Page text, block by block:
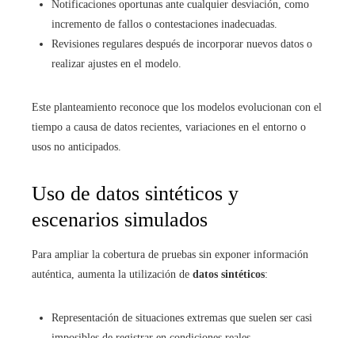
Notificaciones oportunas ante cualquier desviación, como
incremento de fallos o contestaciones inadecuadas.
Revisiones regulares después de incorporar nuevos datos o
realizar ajustes en el modelo.
Este planteamiento reconoce que los modelos evolucionan con el
tiempo a causa de datos recientes, variaciones en el entorno o
usos no anticipados.
Uso de datos sintéticos y
escenarios simulados
Para ampliar la cobertura de pruebas sin exponer información
auténtica, aumenta la utilización de datos sintéticos:
Representación de situaciones extremas que suelen ser casi